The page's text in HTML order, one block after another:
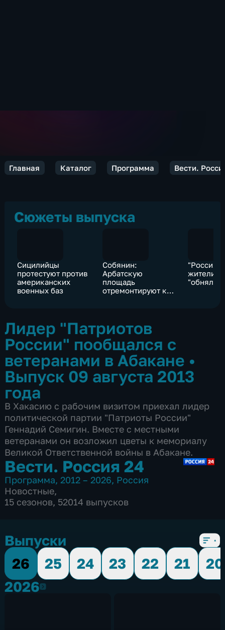
Главная Каталог Программа Вести.
Сюжеты выпуска
Сицилийцы
протестуют против
американских
военных баз
Собянин:
Арбатскую
площадь
отремонтируют к
"Россия
жители
"обняли"
Лидер "Патриотов
России" пообщался с
ветеранами в Абакане •
Выпуск 09 августа 2013
года
В Хакасию с рабочим визитом приехал лидер
политической партии "Патриоты России"
Геннадий Семигин. Вместе с местными
ветеранами он возложил цветы к мемориалу
Великой Ответственной войны в Абакане.
Вести. Россия 24
Программа, 2012 – 2026, Россия
Новостные,
15 сезонов, 52014 выпусков
Выпуски
26
25 24 23 22 21
20
20262026